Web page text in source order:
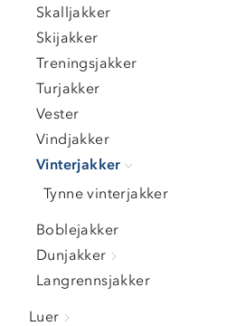
Skalljakker
Skijakker
Treningsjakker
Turjakker
Vester
Vindjakker
Vinterjakker
Tynne vinterjakker
Boblejakker
Dunjakker
Langrennsjakker
Luer